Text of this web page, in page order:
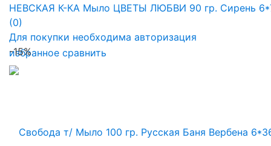
избранное сравнить
НЕВСКАЯ К-КА Мыло ЦВЕТЫ ЛЮБВИ 90 гр. Сирень
(0)
Для покупки необходима авторизация
-15%